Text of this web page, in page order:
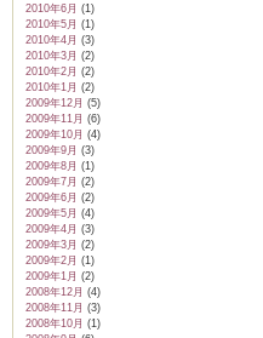
2010年6月 (1)
2010年5月 (1)
2010年4月 (3)
2010年3月 (2)
2010年2月 (2)
2010年1月 (2)
2009年12月 (5)
2009年11月 (6)
2009年10月 (4)
2009年9月 (3)
2009年8月 (1)
2009年7月 (2)
2009年6月 (2)
2009年5月 (4)
2009年4月 (3)
2009年3月 (2)
2009年2月 (1)
2009年1月 (2)
2008年12月 (4)
2008年11月 (3)
2008年10月 (1)